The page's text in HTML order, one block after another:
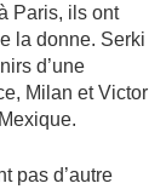
Paris, ils ont
la donne. Serki
d’une
Milan et Victor
pas d’autre